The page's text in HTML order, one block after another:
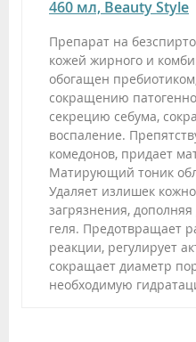
460 мл, Beauty Style
Препарат на
кожей жирного и
обогащен
сокращению
секрецию себума,
воспаление.
комедонов, придает
Матирующий тоник
Удаляет излишек
загрязнения,
геля. Предотвращает
реакции, регулирует
сокращает диаметр
необходимую